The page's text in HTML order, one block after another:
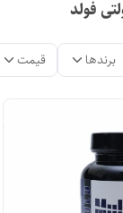
فولد
برندها قیمت